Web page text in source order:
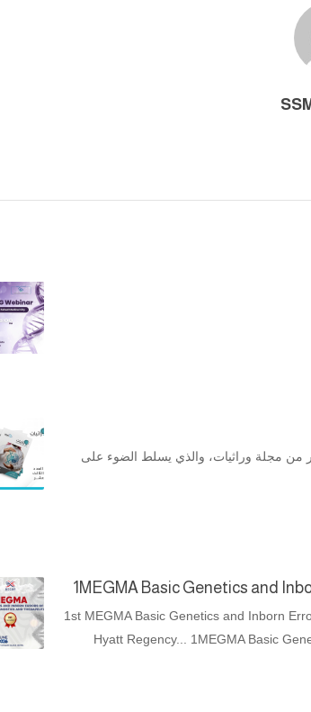
من مجلة وراثيات، والذي يسلط الضوء على
1MEGMA Basic Genetics and
1st MEGMA Basic Genetics and Inborn
Hyatt Regency... 1MEGMA Basic